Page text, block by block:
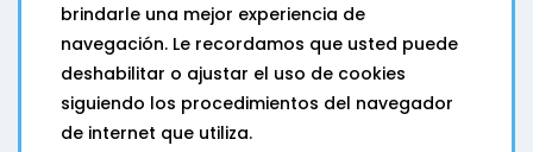
brindarle una mejor experiencia de
navegación. Le recordamos que usted puede
deshabilitar o ajustar el uso de cookies
siguiendo los procedimientos del navegador
de internet que utiliza.